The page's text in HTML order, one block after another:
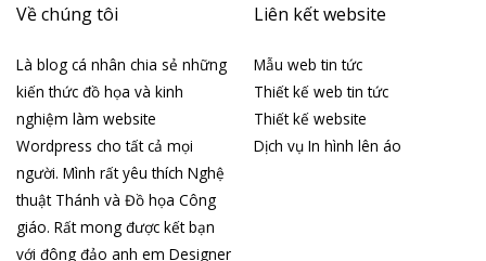
Về chúng tôi
Là blog cá nhân chia sẻ những
kiến thức đồ họa và kinh
nghiệm làm website
Wordpress cho tất cả mọi
người. Mình rất yêu thích Nghệ
thuật Thánh và Đồ họa Công
giáo. Rất mong được kết bạn
với đông đảo anh em Designer
Liên kết website
Mẫu web tin tức
Thiết kế web tin tức
Thiết kế website
Dịch vụ In hình lên áo